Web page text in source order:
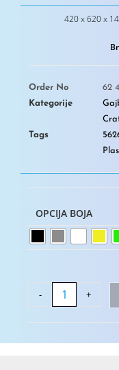
420 x 620 x
Order No
62
Kategorije
Tags
OPCIJA BOJA
- +